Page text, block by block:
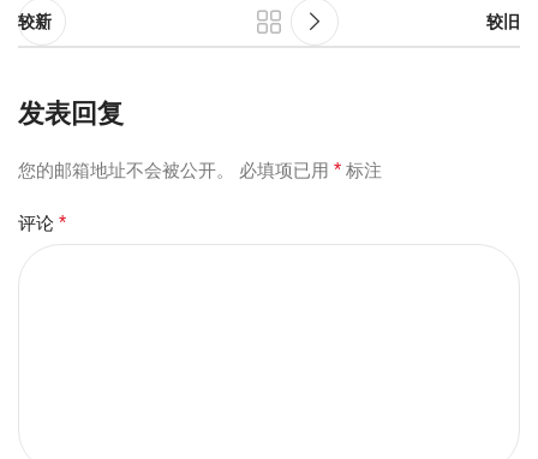
较新 较旧
发表回复
您的邮箱地址不会被公开。 必填项已用 * 标注
评论 *